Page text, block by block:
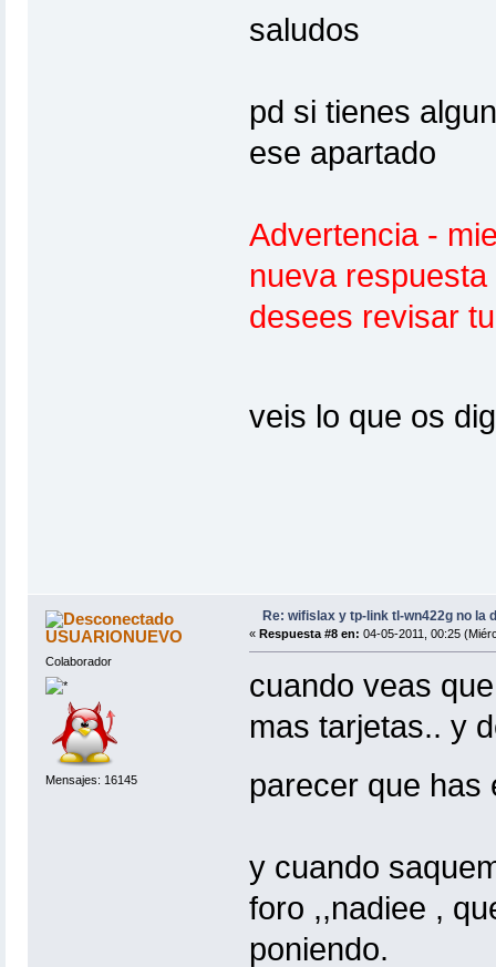
saludos
pd si tienes
ese apartado
Advertencia -
nueva
desees revisar
veis lo que os
USUARIONUEVO
Colaborador
Mensajes: 16145
Re: wifislax y tp-link tl-wn422g no la
« Respuesta #8 en: 04-05-2011, 00:25
cuando veas
mas tarjetas.. y
parecer que
y cuando
foro ,,nadiee ,
poniendo.